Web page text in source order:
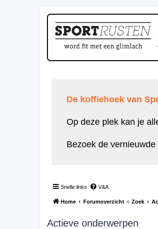
De koffiehoek van
Op deze plek kan je
Bezoek de
Snelle links V&A
Home Forumoverzicht Zoek
Actieve onderwerpen